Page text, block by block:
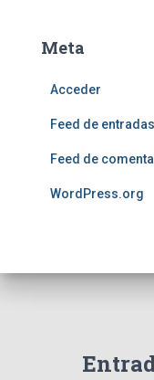
Meta
Acceder
Feed de entradas
Feed de
WordPress.org